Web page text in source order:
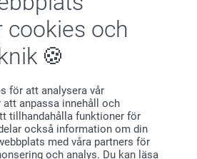
cookies och
för att analysera vår
anpassa innehåll och
tillhandahålla funktioner för
också information om din
med våra partners för
och analys. Du kan läsa
kundservice
till vårt nyhetsbrev
här